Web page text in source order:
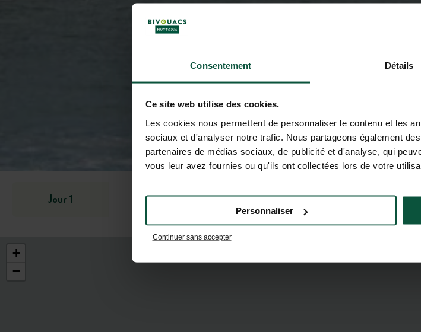
Consentement Détails
Ce site web utilise des cookies.
Les cookies nous permettent de personnaliser le contenu et les
sociaux et d'analyser notre trafic. Nous partageons également
partenaires de médias sociaux, de publicité et d'analyse, qui
vous leur avez fournies ou qu'ils ont collectées lors de votre
Continuer sans accepter
Personnaliser
Jour 1 La vue des iles
+
−